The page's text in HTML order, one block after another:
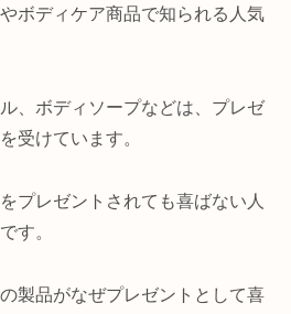
ボディケア商品で知られる人気
、ボディソープなどは、プレゼ
受けています。
プレゼントされても喜ばない人
す。
製品がなぜプレゼントとして喜